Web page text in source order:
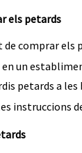
els petards
de comprar els
un
petards a les
instruccions